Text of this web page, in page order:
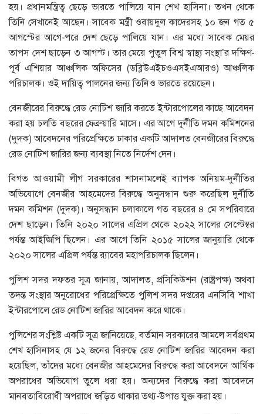
হয়। প্রধানমন্ত্রিত্ব ছেড়ে ভারতে পালিয়ে যান শেখ হাসিনা। তখন থেকে
তিনি সেখানেই আছেন। সাবেক মন্ত্রী ওবায়দুল কাদেরসহ ১০ জন গত ৫
আগস্টের আগে-পরে দেশ ছেড়ে পালিয়ে যান। এর মধ্যে সাবেক মেয়র
তাপস দেশ ছাড়েন ৩ আগস্ট। তার মেয়ে পুতুল বিশ্ব স্বাস্থ্য সংস্থা’র দক্ষিণ-
পূর্ব এশিয়ার আঞ্চলিক অফিসের (ডব্লিউএইচওএসইএআরও) আঞ্চলিক
পরিচালক। ওই দায়িত্ব পালনের জন্য তিনিও ভারতে রয়েছেন।
বেনজীরের বিরুদ্ধে রেড নোটিশ জারি করতে ইন্টারপোলের কাছে আবেদন
করা হয় চলতি বছরের ফেব্রুয়ারি মাসে। এর আগে দুর্নীতি দমন কমিশনের
(দুদক) আবেদনের পরিপ্রেক্ষিতে ঢাকার একটি আদালত বেনজীরের বিরুদ্ধে
রেড নোটিশ জারির জন্য ব্যবস্থা নিতে নির্দেশ দেন।
বিগত আওয়ামী লীগ সরকারের শাসনামলেই ব্যাপক অনিয়ম-দুর্নীতির
অভিযোগে বেনজীর আহমেদের বিরুদ্ধে অনুসন্ধান শুরু করেছিল দুর্নীতি
দমন কমিশন (দুদক)। অনুসন্ধান চলাকালে গত বছরের ৪ মে সপরিবারে
দেশ ছাড়েন। তিনি ২০২০ সালের এপ্রিল থেকে ২০২২ সালের সেপ্টেম্বর
পর্যন্ত আইজিপি ছিলেন। এর আগে তিনি ২০১৫ সালের জানুয়ারি থেকে
২০২০ সালের এপ্রিল পর্যন্ত র‌্যাবের মহাপরিচালক ছিলেন।
পুলিশ সদর দফতর সূত্র জানায়, আদালত, প্রসিকিউশন (রাষ্ট্রপক্ষ) অথবা
তদন্ত সংস্থার অনুরোধের পরিপ্রেক্ষিতে পুলিশ সদর দপ্তরের এনসিবি শাখা
ইন্টারপোলে রেড নোটিশ জারির আবেদন করে থাকে।
পুলিশের সংশ্লিষ্ট একটি সূত্র জানিয়েছে, বর্তমান সরকারের আমলে সর্বপ্রথম
শেখ হাসিনাসহ যে ১২ জনের বিরুদ্ধে রেড নোটিশ জারির আবেদন করা
হয়েছিল, তাঁদের মধ্যে বেনজীর আহমেদের বিরুদ্ধে করা আবেদনে আর্থিক
অপরাধের অভিযোগ তুলে ধরা হয়। অন্যদের বিরুদ্ধে করা আবেদনে
মানবতাবিরোধী অপরাধে জড়িত থাকার তথ্য-উপাত্ত যুক্ত করা হয়।